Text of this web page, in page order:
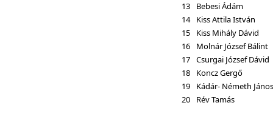
13
Bebesi Ádám
14 Kiss Attila István
15
Kiss Mihály Dávid
16
Molnár József Bálint
17 Csurgai József Dávid
18
Koncz Gergő
19
Kádár- Németh János
20
Rév Tamás